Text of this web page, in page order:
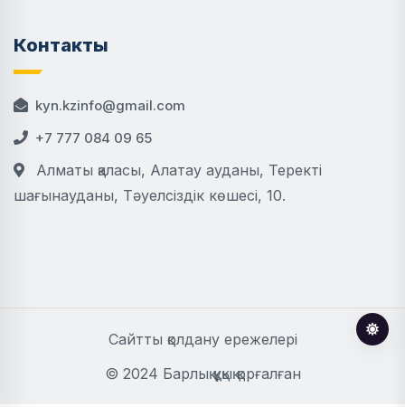
Контакты
kyn.kzinfo@gmail.com
+7 777 084 09 65
Алматы қаласы, Алатау ауданы, Теректі
шағынауданы, Тәуелсіздік көшесі, 10.
Сайтты қолдану ережелері
© 2024 Барлық құқық қорғалған